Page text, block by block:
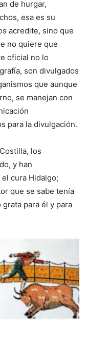
de hurgar,
esa es su
acredite, sino que
no quiere que
oficial no lo
son divulgados
que aunque
se manejan con
para la divulgación.
los
y han
cura Hidalgo;
que se sabe tenía
para él y para